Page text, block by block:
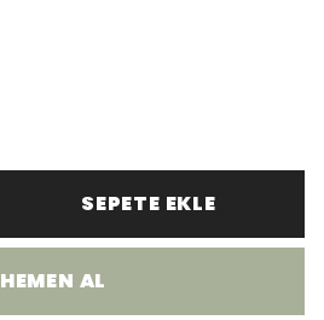
SEPETE EKLE
HEMEN AL